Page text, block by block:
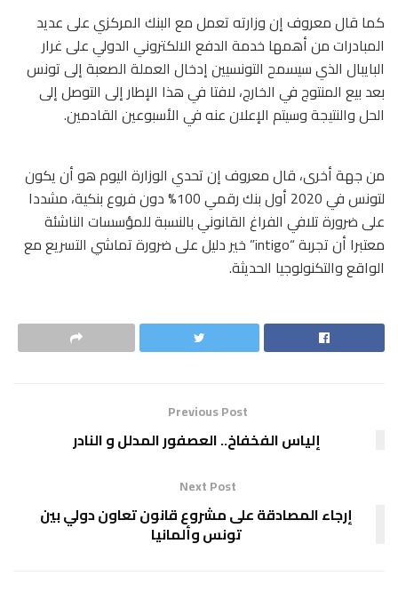
كما قال معروف إن وزارته تعمل مع البنك المركزي على عديد
المبادرات من أهمها خدمة الدفع الالكتروني الدولي على غرار
البايبال الذي سيسمح التونسيين إدخال العملة الصعبة إلى تونس
بعد بيع المنتوج في الخارج، لافتا في هذا الإطار إلى التوصل إلى
الحل والنتيجة وسيتم الإعلان عنه في الأسبوعين القادمين.
من جهة أخرى، قال معروف إن تحدي الوزارة اليوم هو أن يكون
لتونس في 2020 أول بنك رقمي 100% دون فروع بنكية، مشددا
على ضرورة تلافي الفراغ القانوني بالنسبة للمؤسسات الناشئة
معتبرا أن تجربة “intigo” خير دليل على ضرورة تماشي التسريع مع
الواقع والتكنولوجيا الحديثة.
Previous Post
إلياس الفخفاخ.. العصفور المدلل و النادر
Next Post
إرجاء المصادقة على مشروع قانون تعاون دولي بين
تونس وألمانيا